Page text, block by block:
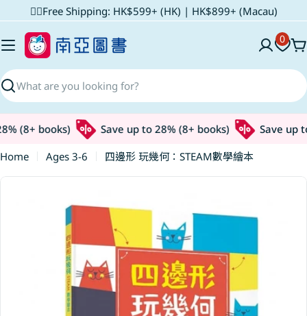
to
content
✌🏼Free Shipping: HK$599+ (HK) | HK$899+ (Macau)
Search
0
(8+ books) Save up to 28% (8+ books)
Save up
Home
Ages 3-6
四邊形 玩幾何：STEAM數學繪本
Skip